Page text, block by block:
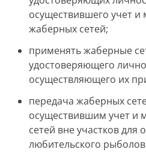
осуществившего учет и
жаберных сетей;
применять жаберные
удостоверяющего
осуществляющего их
передача жаберных
осуществившим учет и
сетей вне участков для
любительского